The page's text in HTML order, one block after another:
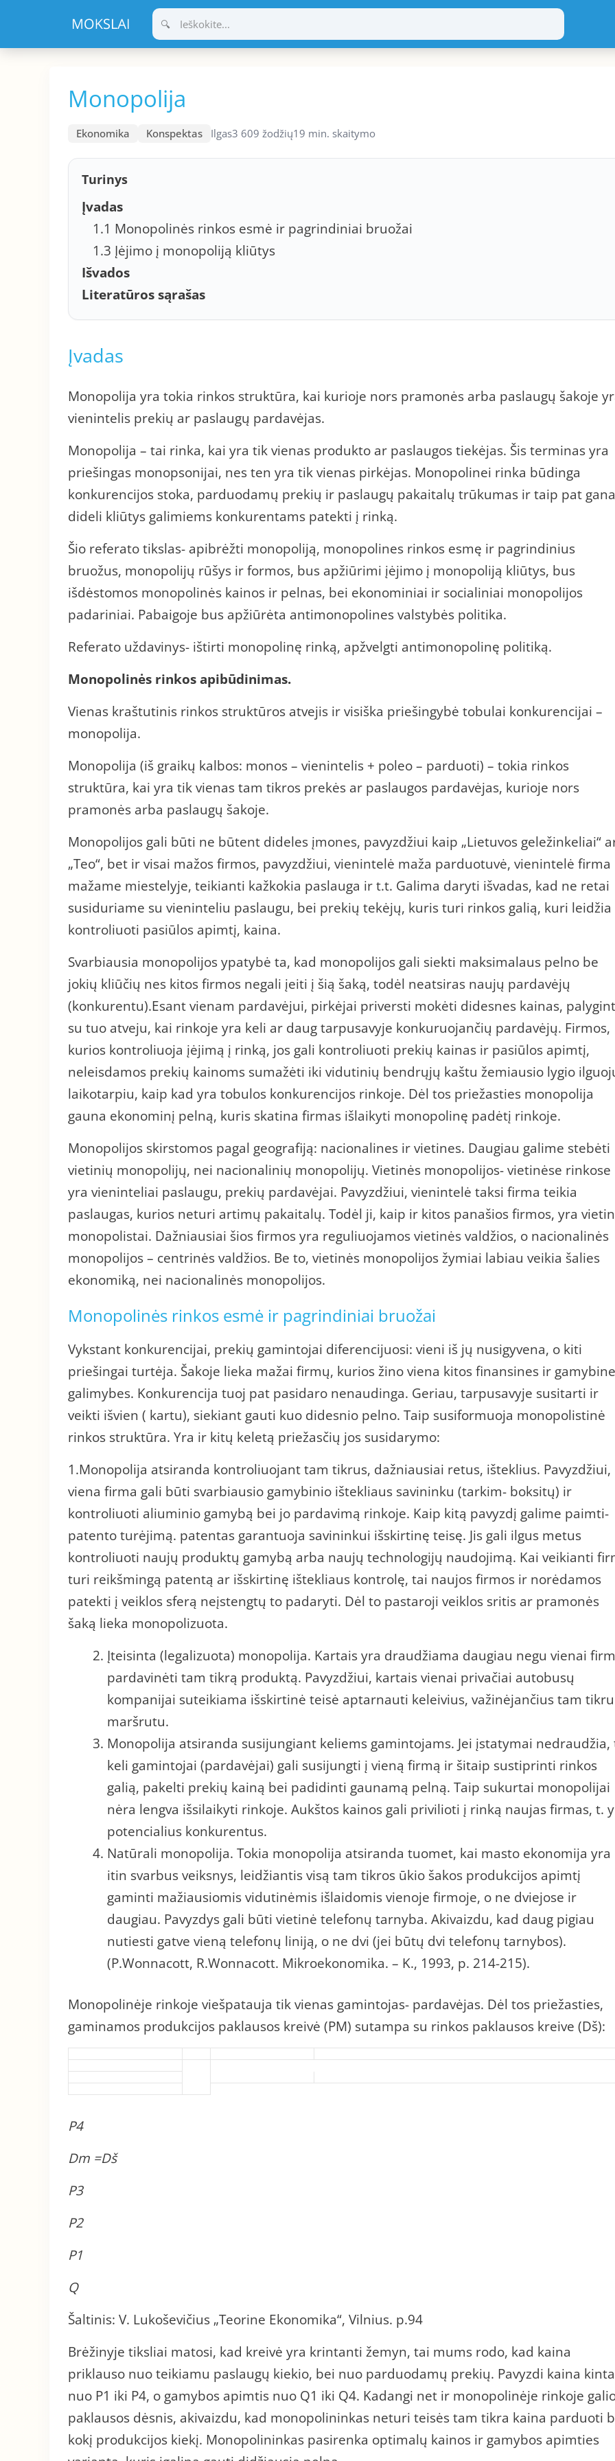
turinio
Monopolija
Ekonomika Konspektas Ilgas3 609 žodžių19 min. skaitymo
Turinys
Įvadas
1.1 Monopolinės rinkos esmė ir pagrindiniai bruožai
1.3 Įėjimo į monopoliją kliūtys
Išvados
Literatūros sąrašas
Įvadas
Monopolija yra tokia rinkos struktūra, kai kurioje nors pramonės arba paslaugų šakoje
vienintelis prekių ar paslaugų pardavėjas.
Monopolija – tai rinka, kai yra tik vienas produkto ar paslaugos tiekėjas. Šis terminas yra
priešingas monopsonijai, nes ten yra tik vienas pirkėjas. Monopolinei rinka būdinga
konkurencijos stoka, parduodamų prekių ir paslaugų pakaitalų trūkumas ir taip pat gana
dideli kliūtys galimiems konkurentams patekti į rinką.
Šio referato tikslas- apibrėžti monopoliją, monopolines rinkos esmę ir pagrindinius
bruožus, monopolijų rūšys ir formos, bus apžiūrimi įėjimo į monopoliją kliūtys, bus
išdėstomos monopolinės kainos ir pelnas, bei ekonominiai ir socialiniai monopolijos
padariniai. Pabaigoje bus apžiūrėta antimonopolines valstybės politika.
Referato uždavinys- ištirti monopolinę rinką, apžvelgti antimonopolinę politiką.
Monopolinės rinkos apibūdinimas.
Vienas kraštutinis rinkos struktūros atvejis ir visiška priešingybė tobulai konkurencijai –
monopolija.
Monopolija (iš graikų kalbos: monos – vienintelis + poleo – parduoti) – tokia rinkos
struktūra, kai yra tik vienas tam tikros prekės ar paslaugos pardavėjas, kurioje nors
pramonės arba paslaugų šakoje.
Monopolijos gali būti ne būtent dideles įmones, pavyzdžiui kaip „Lietuvos geležinkeliai“
„Teo“, bet ir visai mažos firmos, pavyzdžiui, vienintelė maža parduotuvė, vienintelė firma
mažame miestelyje, teikianti kažkokia paslauga ir t.t. Galima daryti išvadas, kad ne retai
susiduriame su vieninteliu paslaugu, bei prekių tekėjų, kuris turi rinkos galią, kuri leidžia
kontroliuoti pasiūlos apimtį, kaina.
Svarbiausia monopolijos ypatybė ta, kad monopolijos gali siekti maksimalaus pelno be
jokių kliūčių nes kitos firmos negali įeiti į šią šaką, todėl neatsiras naujų pardavėjų
(konkurentu).Esant vienam pardavėjui, pirkėjai priversti mokėti didesnes kainas,
su tuo atveju, kai rinkoje yra keli ar daug tarpusavyje konkuruojančių pardavėjų. Firmos,
kurios kontroliuoja įėjimą į rinką, jos gali kontroliuoti prekių kainas ir pasiūlos apimtį,
neleisdamos prekių kainoms sumažėti iki vidutinių bendrųjų kaštu žemiausio lygio
laikotarpiu, kaip kad yra tobulos konkurencijos rinkoje. Dėl tos priežasties monopolija
gauna ekonominį pelną, kuris skatina firmas išlaikyti monopolinę padėtį rinkoje.
Monopolijos skirstomos pagal geografiją: nacionalines ir vietines. Daugiau galime stebėti
vietinių monopolijų, nei nacionalinių monopolijų. Vietinės monopolijos- vietinėse rinkose
yra vieninteliai paslaugu, prekių pardavėjai. Pavyzdžiui, vienintelė taksi firma teikia
paslaugas, kurios neturi artimų pakaitalų. Todėl ji, kaip ir kitos panašios firmos, yra
monopolistai. Dažniausiai šios firmos yra reguliuojamos vietinės valdžios, o nacionalinės
monopolijos – centrinės valdžios. Be to, vietinės monopolijos žymiai labiau veikia šalies
ekonomiką, nei nacionalinės monopolijos.
Monopolinės rinkos esmė ir pagrindiniai bruožai
Vykstant konkurencijai, prekių gamintojai diferencijuosi: vieni iš jų nusigyvena, o kiti
priešingai turtėja. Šakoje lieka mažai firmų, kurios žino viena kitos finansines ir
galimybes. Konkurencija tuoj pat pasidaro nenaudinga. Geriau, tarpusavyje susitarti ir
veikti išvien ( kartu), siekiant gauti kuo didesnio pelno. Taip susiformuoja monopolistinė
rinkos struktūra. Yra ir kitų keletą priežasčių jos susidarymo:
1.Monopolija atsiranda kontroliuojant tam tikrus, dažniausiai retus, išteklius. Pavyzdžiui,
viena firma gali būti svarbiausio gamybinio ištekliaus savininku (tarkim- boksitų) ir
kontroliuoti aliuminio gamybą bei jo pardavimą rinkoje. Kaip kitą pavyzdį galime paimti-
patento turėjimą. patentas garantuoja savininkui išskirtinę teisę. Jis gali ilgus metus
kontroliuoti naujų produktų gamybą arba naujų technologijų naudojimą. Kai veikianti
turi reikšmingą patentą ar išskirtinę ištekliaus kontrolę, tai naujos firmos ir norėdamos
patekti į veiklos sferą neįstengtų to padaryti. Dėl to pastaroji veiklos sritis ar pramonės
šaką lieka monopolizuota.
Įteisinta (legalizuota) monopolija. Kartais yra draudžiama daugiau negu vienai
pardavinėti tam tikrą produktą. Pavyzdžiui, kartais vienai privačiai autobusų
kompanijai suteikiama išskirtinė teisė aptarnauti keleivius, važinėjančius tam tikru
maršrutu.
Monopolija atsiranda susijungiant keliems gamintojams. Jei įstatymai nedraudžia,
keli gamintojai (pardavėjai) gali susijungti į vieną firmą ir šitaip sustiprinti rinkos
galią, pakelti prekių kainą bei padidinti gaunamą pelną. Taip sukurtai monopolijai
nėra lengva išsilaikyti rinkoje. Aukštos kainos gali privilioti į rinką naujas firmas, t.
potencialius konkurentus.
Natūrali monopolija. Tokia monopolija atsiranda tuomet, kai masto ekonomija yra
itin svarbus veiksnys, leidžiantis visą tam tikros ūkio šakos produkcijos apimtį
gaminti mažiausiomis vidutinėmis išlaidomis vienoje firmoje, o ne dviejose ir
daugiau. Pavyzdys gali būti vietinė telefonų tarnyba. Akivaizdu, kad daug pigiau
nutiesti gatve vieną telefonų liniją, o ne dvi (jei būtų dvi telefonų tarnybos).
(P.Wonnacott, R.Wonnacott. Mikroekonomika. – K., 1993, p. 214-215).
Monopolinėje rinkoje viešpatauja tik vienas gamintojas- pardavėjas. Dėl tos priežasties,
gaminamos produkcijos paklausos kreivė (PM) sutampa su rinkos paklausos kreive (Dš):
P4
Dm =Dš
P3
P2
P1
Q
Šaltinis: V. Lukoševičius „Teorine Ekonomika“, Vilnius. p.94
Brėžinyje tiksliai matosi, kad kreivė yra krintanti žemyn, tai mums rodo, kad kaina
priklauso nuo teikiamu paslaugų kiekio, bei nuo parduodamų prekių. Pavyzdi kaina kinta
nuo P1 iki P4, o gamybos apimtis nuo Q1 iki Q4. Kadangi net ir monopolinėje rinkoje
paklausos dėsnis, akivaizdu, kad monopolininkas neturi teisės tam tikra kaina parduoti
kokį produkcijos kiekį. Monopolininkas pasirenka optimalų kainos ir gamybos apimties